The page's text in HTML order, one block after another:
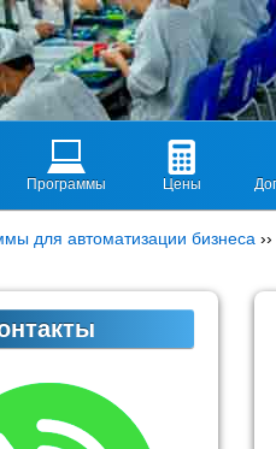
Программы Цены
для автоматизации бизнеса ››